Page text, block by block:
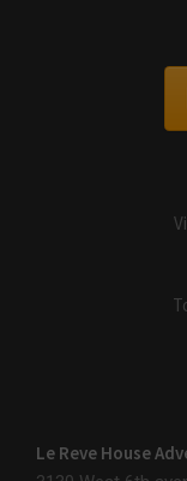
Le Reve House